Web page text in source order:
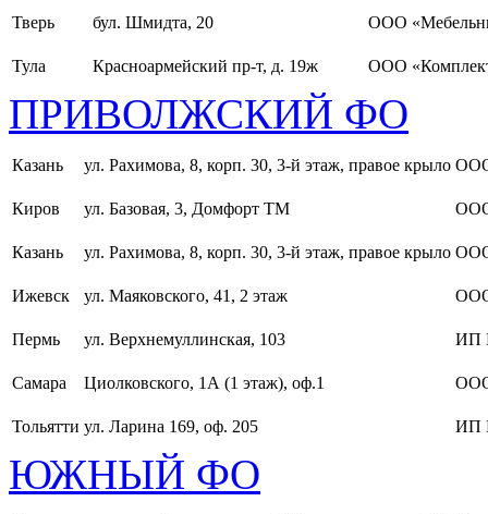
Тверь
бул. Шмидта, 20 ООО
Тула Красноармейский пр-т, д. 19ж ООО
ПРИВОЛЖСКИЙ ФО
Казань ул. Рахимова, 8, корп. 30, 3-й этаж, правое крыло
Киров ул. Базовая, 3, Домфорт ТМ
Казань ул. Рахимова, 8, корп. 30, 3-й этаж, правое крыло
Ижевск ул. Маяковского, 41, 2 этаж
Пермь ул. Верхнемуллинская, 103 ИП
Самара Циолковского, 1А (1 этаж), оф.1
Тольятти ул. Ларина 169, оф. 205 ИП
ЮЖНЫЙ ФО